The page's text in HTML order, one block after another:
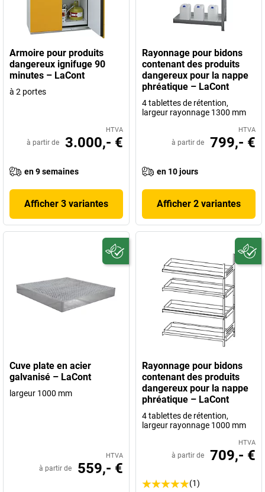
Armoire pour produits
dangereux ignifuge 90
minutes – LaCont
à 2 portes
HTVA
à partir de 3.000,- €
en 9 semaines
Afficher 3 variantes
Rayonnage pour bidons
contenant des produits
dangereux pour la nappe
phréatique – LaCont
4 tablettes de rétention,
largeur rayonnage 1300 mm
HTVA
à partir de 799,- €
en 10 jours
Afficher 2 variantes
Cuve plate en acier
galvanisé – LaCont
largeur 1000 mm
HTVA
à partir de 559,- €
Rayonnage pour bidons
contenant des produits
dangereux pour la nappe
phréatique – LaCont
4 tablettes de rétention,
largeur rayonnage 1000 mm
HTVA
à partir de 709,- €
(1)